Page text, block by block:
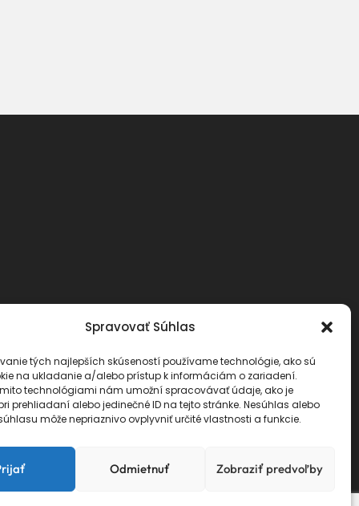
Spravovať Súhlas
tých najlepších skúseností používame technológie, ako sú
na ukladanie a/alebo prístup k informáciám o zariadení.
technológiami nám umožní spracovávať údaje, ako je
prehliadaní alebo jedinečné ID na tejto stránke. Nesúhlas alebo
môže nepriaznivo ovplyvniť určité vlastnosti a funkcie.
Odmietnuť Zobraziť predvoľby
GDPR